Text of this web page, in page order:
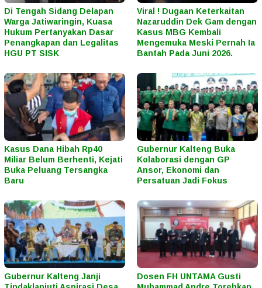
Di Tengah Sidang Delapan
Warga Jatiwaringin, Kuasa
Hukum Pertanyakan Dasar
Penangkapan dan Legalitas
HGU PT SISK
Viral ! Dugaan Keterkaitan
Nazaruddin Dek Gam dengan
Kasus MBG Kembali
Mengemuka Meski Pernah Ia
Bantah Pada Juni 2026.
Kasus Dana Hibah Rp40
Miliar Belum Berhenti, Kejati
Buka Peluang Tersangka
Baru
Gubernur Kalteng Buka
Kolaborasi dengan GP
Ansor, Ekonomi dan
Persatuan Jadi Fokus
Gubernur Kalteng Janji
Dosen FH UNTAMA Gusti